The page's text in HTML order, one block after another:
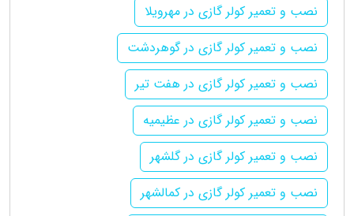
نصب و تعمیر کولر گازی در مهرویلا
نصب و تعمیر کولر گازی در گوهردشت
نصب و تعمیر کولر گازی در هفت تیر
نصب و تعمیر کولر گازی در عظیمیه
نصب و تعمیر کولر گازی در گلشهر
نصب و تعمیر کولر گازی در کمالشهر